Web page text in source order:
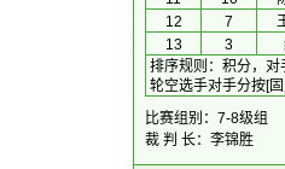
12
7
13
3
排序规则 ： 积分，对
轮空选手对手分按[
比赛组别：7-8级组
裁 判 长：李锦胜